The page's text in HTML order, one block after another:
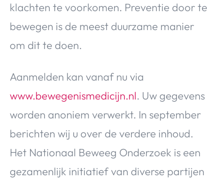
klachten te voorkomen. Preventie door te
bewegen is de meest duurzame manier
om dit te doen.
Aanmelden kan vanaf nu via
www.bewegenismedicijn.nl. Uw gegevens
worden anoniem verwerkt. In september
berichten wij u over de verdere inhoud.
Het Nationaal Beweeg Onderzoek is een
gezamenlijk initiatief van diverse partijen